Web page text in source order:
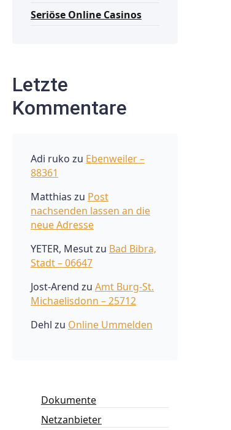
Seriöse Online Casinos
Letzte
Kommentare
Adi ruko zu Ebenweiler –
88361
Matthias zu Post
nachsenden lassen an die
neue Adresse
YETER, Mesutzu Bad Bibra,
Stadt – 06647
Jost-Arend zu Amt Burg-St.
Michaelisdonn – 25712
Dehl zu Online Ummelden
Dokumente
Netzanbieter